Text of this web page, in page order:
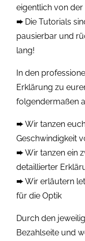
eigentlich von der
➨ Die Tutorials
pausierbar und
lang!
In den
Erklärung zu
folgendermaßen
➨Wir tanzen
Geschwindigkeit
➨Wir tanzen ein
detaillierter
➨Wir erläutern
für die Optik
Durch den
Bezahlseite und